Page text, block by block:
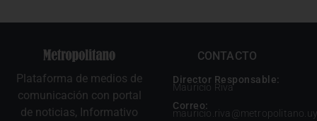
Plataforma de medios de
comunicación con portal
de noticias, Informativo
CONTACTO
Director Responsable:
Mauricio Riva
Correo:
mauricio.riva@metropolitano.uy